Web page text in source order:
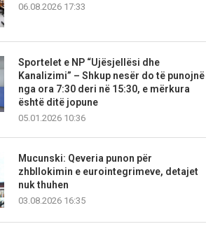
06.08.2026 17:33
Sportelet e NP “Ujësjellësi dhe
Kanalizimi” – Shkup nesër do të punojnë
nga ora 7:30 deri në 15:30, e mërkura
është ditë jopune
05.01.2026 10:36
Mucunski: Qeveria punon për
zhbllokimin e eurointegrimeve, detajet
nuk thuhen
03.08.2026 16:35